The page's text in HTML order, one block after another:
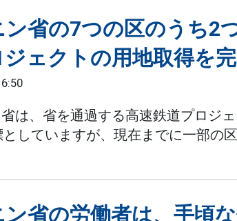
ン省の7つの区のうち2
ェクトの用地取得を
省は、省を通過する高速鉄道プロジ
していますが、現在までに一部の
省の労働者は、手頃